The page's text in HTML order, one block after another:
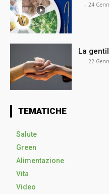
- 24
La
- 22
TEMATICHE
Salute
Green
Alimentazione
Vita
Video